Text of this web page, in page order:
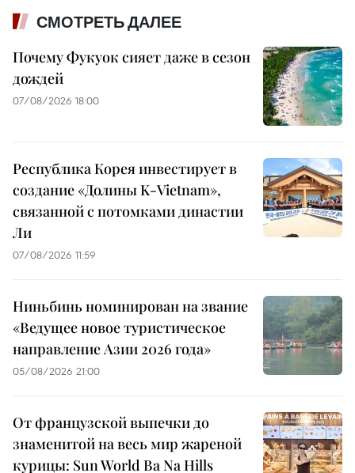
СМОТРЕТЬ ДАЛЕЕ
Почему Фукуок сияет даже в сезон
дождей
07/08/2026 18:00
Республика Корея инвестирует в
создание «Долины K-Vietnam»,
связанной с потомками династии
Ли
07/08/2026 11:59
Ниньбинь номинирован на звание
«Ведущее новое туристическое
направление Азии 2026 года»
05/08/2026 21:00
От французской выпечки до
знаменитой на весь мир жареной
курицы: Sun World Ba Na Hills